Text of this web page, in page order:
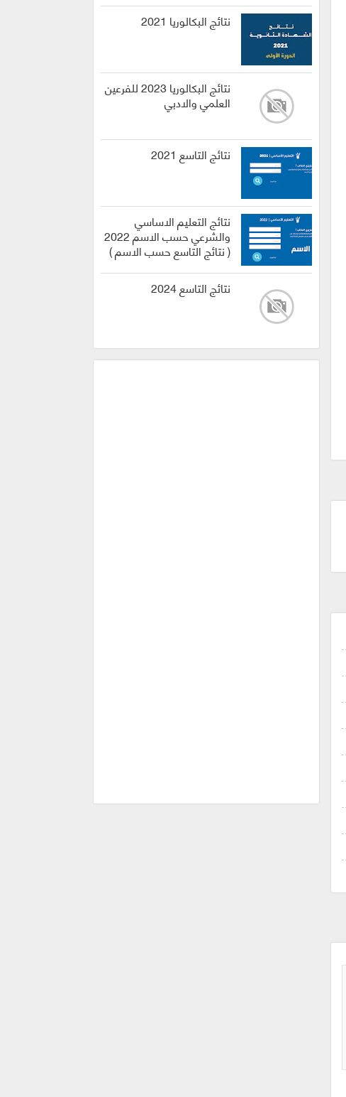
نتائج البكالوريا 2021
نتائج البكالوريا 2023 للفرعين
العلمي والادبي
نتائج التاسع 2021
نتائج التعليم الاساسي
والشرعي حسب الاسم 2022
( نتائج التاسع حسب الاسم )
نتائج التاسع 2024